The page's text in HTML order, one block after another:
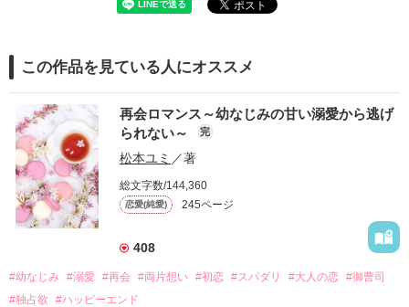
この作品を見ている人にオススメ
再会ロマンス～幼なじみの甘い溺愛から逃げ
られない～
完
松本ユミ ／著
総文字数/144,360
恋愛(純愛) 245ページ
408
#幼なじみ #溺愛 #再会 #両片想い #初恋 #スパダリ #大人の恋 #御曹司
#独占欲
#ハッピーエンド